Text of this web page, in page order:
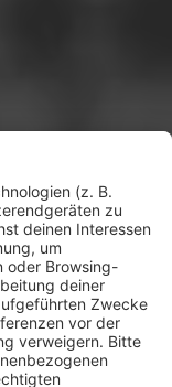
5
Künstler
keiner Party
Artists,